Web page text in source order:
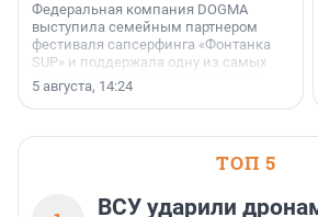
Федеральная компания DOGMA
выступила семейным партнером
фестиваля сапсерфинга «Фонтанка
SUP» и поддержала одну из самых
ярких и романтичных номинаций —
«SUP-свадьба».
5 августа, 14:24
ТОП 5
ВСУ ударили